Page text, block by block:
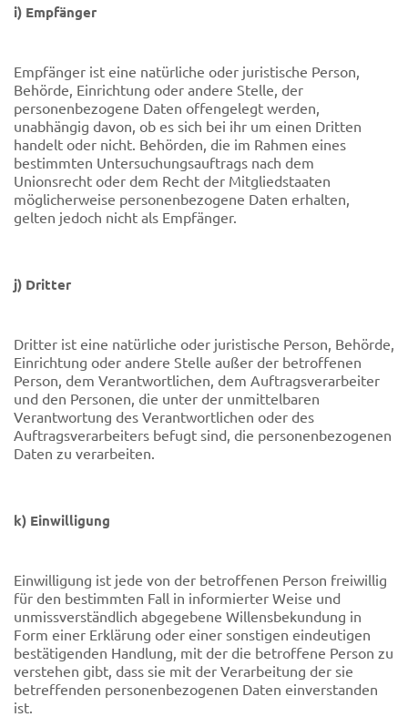
i) Empfänger
Empfänger ist eine natürliche oder juristische Person,
Behörde, Einrichtung oder andere Stelle, der
personenbezogene Daten offengelegt werden,
unabhängig davon, ob es sich bei ihr um einen Dritten
handelt oder nicht. Behörden, die im Rahmen eines
bestimmten Untersuchungsauftrags nach dem
Unionsrecht oder dem Recht der Mitgliedstaaten
möglicherweise personenbezogene Daten erhalten,
gelten jedoch nicht als Empfänger.
j) Dritter
Dritter ist eine natürliche oder juristische Person, Behörde,
Einrichtung oder andere Stelle außer der betroffenen
Person, dem Verantwortlichen, dem Auftragsverarbeiter
und den Personen, die unter der unmittelbaren
Verantwortung des Verantwortlichen oder des
Auftragsverarbeiters befugt sind, die personenbezogenen
Daten zu verarbeiten.
k) Einwilligung
Einwilligung ist jede von der betroffenen Person freiwillig
für den bestimmten Fall in informierter Weise und
unmissverständlich abgegebene Willensbekundung in
Form einer Erklärung oder einer sonstigen eindeutigen
bestätigenden Handlung, mit der die betroffene Person zu
verstehen gibt, dass sie mit der Verarbeitung der sie
betreffenden personenbezogenen Daten einverstanden
ist.